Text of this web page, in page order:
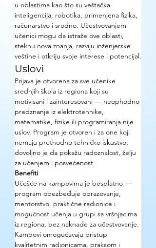
u oblastima kao što su veštačka
inteligencija, robotika, primenjena fizika,
računarstvo i srodno. Učestvovanjem
učenici mogu da istraže ove oblasti,
steknu nova znanja, razviju inženjerske
veštine i otkriju svoje interese i potencijal.
Uslovi
Prijava je otvorena za sve učenike
srednjih škola iz regiona koji su
motivisani i zainteresovani — neophodno
predznanje iz elektrotehnike,
matematike, fizike ili programiranja nije
uslov. Program je otvoren i za one koji
nemaju prethodno tehničko iskustvo,
dovoljno je da pokažu radoznalost, želju
za učenjem i posvećenost.
Benefiti
Učešće na kampovima je besplatno —
program obezbeđuje obrazovanje,
mentorstvo, praktične radionice i
mogućnost učenja u grupi sa vršnjacima
iz regiona, bez naknade za učestvovanje.
Kampovi omogućavaju pristup
kvalitetnim radionicama, praksom i